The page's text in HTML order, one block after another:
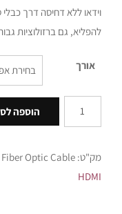
וידאו ללא דחיסה דרך כבלי
להפליא, גם ברזולוציות
אורך
הוספה
מק"ט: Fiber Optic Cable
HDMI